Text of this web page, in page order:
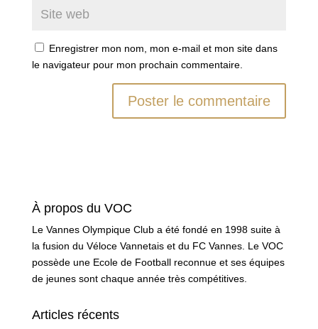
Enregistrer mon nom, mon e-mail et mon site dans
le navigateur pour mon prochain commentaire.
À propos du VOC
Le Vannes Olympique Club a été fondé en 1998 suite à
la fusion du Véloce Vannetais et du FC Vannes. Le VOC
possède une Ecole de Football reconnue et ses équipes
de jeunes sont chaque année très compétitives.
Articles récents